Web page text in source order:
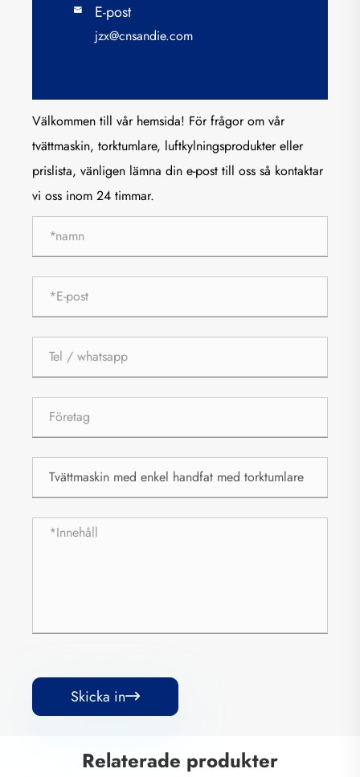
 E-post
jzx@cnsandie.com
Välkommen till vår hemsida! För frågor om vår
tvättmaskin, torktumlare, luftkylningsprodukter eller
prislista, vänligen lämna din e-post till oss så kontaktar
vi oss inom 24 timmar.
Skicka in
Relaterade produkter